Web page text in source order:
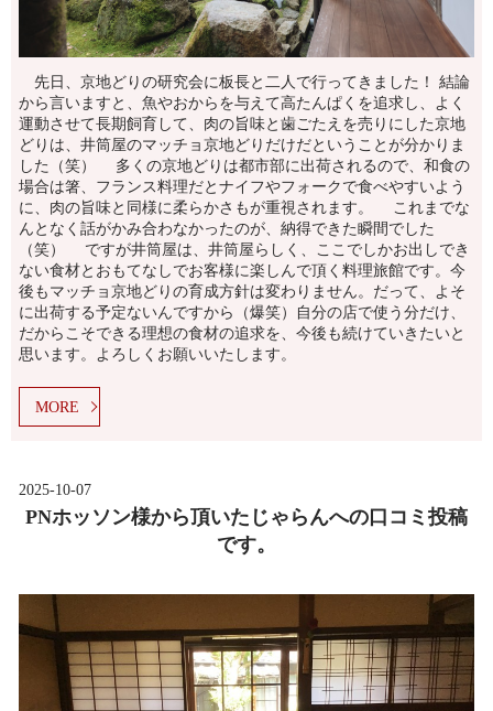
先日、京地どりの研究会に板長と二人で行ってきました！ 結論
から言いますと、魚やおからを与えて高たんぱくを追求し、よく
運動させて長期飼育して、肉の旨味と歯ごたえを売りにした京地
どりは、井筒屋のマッチョ京地どりだけだということが分かりま
した（笑） 多くの京地どりは都市部に出荷されるので、和食の
場合は箸、フランス料理だとナイフやフォークで食べやすいよう
に、肉の旨味と同様に柔らかさもが重視されます。 これまでな
んとなく話がかみ合わなかったのが、納得できた瞬間でした
（笑） ですが井筒屋は、井筒屋らしく、ここでしかお出しでき
ない食材とおもてなしでお客様に楽しんで頂く料理旅館です。今
後もマッチョ京地どりの育成方針は変わりません。だって、よそ
に出荷する予定ないんですから（爆笑）自分の店で使う分だけ、
だからこそできる理想の食材の追求を、今後も続けていきたいと
思います。よろしくお願いいたします。
MORE
2025-10-07
PNホッソン様から頂いたじゃらんへの口コミ投稿
です。